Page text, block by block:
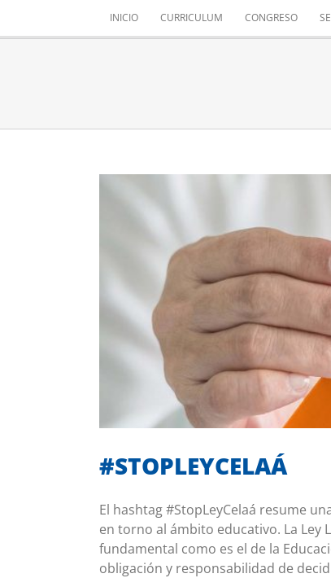
INICIO CURRICULUM CONGRESO
#STOPLEYCELAÁ
El hashtag #StopLeyCelaá resume
en torno al ámbito educativo. La Ley
fundamental como es el de la
obligación y responsabilidad de